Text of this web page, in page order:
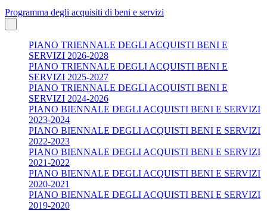
Programma degli acquisiti di beni e servizi
PIANO TRIENNALE DEGLI ACQUISTI BENI E
SERVIZI 2026-2028
PIANO TRIENNALE DEGLI ACQUISTI BENI E
SERVIZI 2025-2027
PIANO TRIENNALE DEGLI ACQUISTI BENI E
SERVIZI 2024-2026
PIANO BIENNALE DEGLI ACQUISTI BENI E SERVIZI
2023-2024
PIANO BIENNALE DEGLI ACQUISTI BENI E SERVIZI
2022-2023
PIANO BIENNALE DEGLI ACQUISTI BENI E SERVIZI
2021-2022
PIANO BIENNALE DEGLI ACQUISTI BENI E SERVIZI
2020-2021
PIANO BIENNALE DEGLI ACQUISTI BENI E SERVIZI
2019-2020